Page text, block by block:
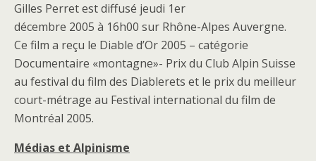
Gilles Perret est diffusé jeudi 1er
décembre 2005 à 16h00 sur Rhône-Alpes Auvergne.
Ce film a reçu le Diable d’Or 2005 – catégorie
Documentaire «montagne»- Prix du Club Alpin Suisse
au festival du film des Diablerets et le prix du meilleur
court-métrage au Festival international du film de
Montréal 2005.
Médias et Alpinisme